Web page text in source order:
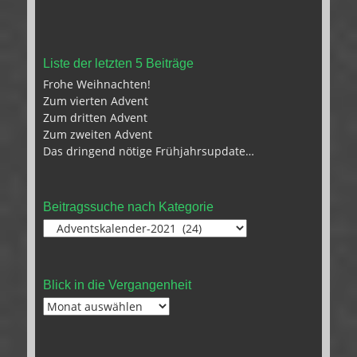
Liste der letzten 5 Beiträge
Frohe Weihnachten!
Zum vierten Advent
Zum dritten Advent
Zum zweiten Advent
Das dringend nötige Frühjahrsupdate…
Beitragssuche nach Kategorie
Beitragssuche
Blick in die Vergangenheit
Blick